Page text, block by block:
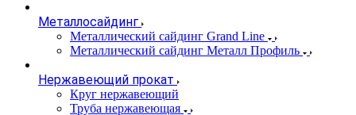
Металлосайдинг
Металлический сайдинг Grand Line
Металлический сайдинг Металл Профиль
Нержавеющий прокат
Круг нержавеющий
Труба нержавеющая